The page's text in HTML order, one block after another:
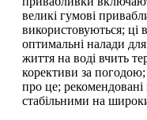
великі гумові
використовуються; ці
оптимальні налади
життя на воді вчить
корективи за
про це;
стабільними на